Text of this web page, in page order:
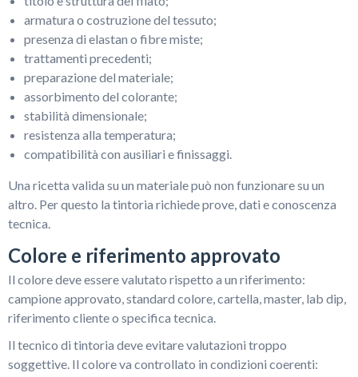
armatura o costruzione del tessuto;
presenza di elastan o fibre miste;
trattamenti precedenti;
preparazione del materiale;
assorbimento del colorante;
stabilità dimensionale;
resistenza alla temperatura;
compatibilità con ausiliari e finissaggi.
Una ricetta valida su un materiale può non funzionare su un
altro. Per questo la tintoria richiede prove, dati e conoscenza
tecnica.
Colore e riferimento approvato
Il colore deve essere valutato rispetto a un riferimento:
campione approvato, standard colore, cartella, master, lab dip,
riferimento cliente o specifica tecnica.
Il tecnico di tintoria deve evitare valutazioni troppo
soggettive. Il colore va controllato in condizioni coerenti: